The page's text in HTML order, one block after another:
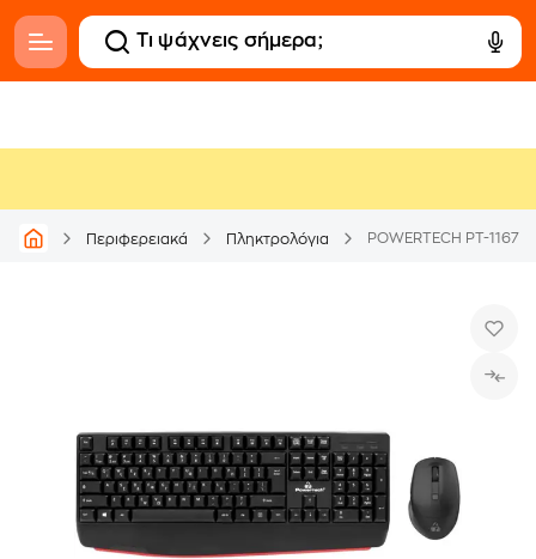
Περιφερειακά Πληκτρολόγια